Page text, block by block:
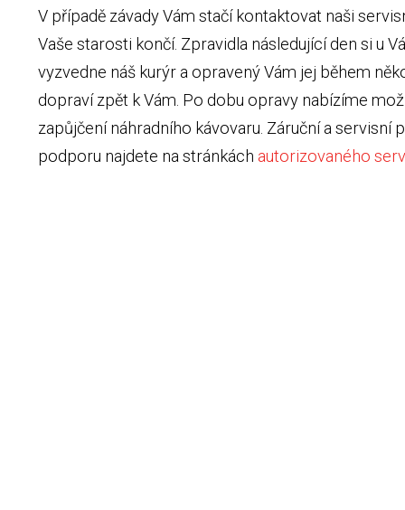
V případě závady Vám stačí kontaktovat naši
Vaše starosti končí. Zpravidla následující den si u
vyzvedne náš kurýr a opravený Vám jej během
dopraví zpět k Vám. Po dobu opravy nabízíme
zapůjčení náhradního kávovaru. Záruční a servisní
podporu najdete na stránkách autorizovaného